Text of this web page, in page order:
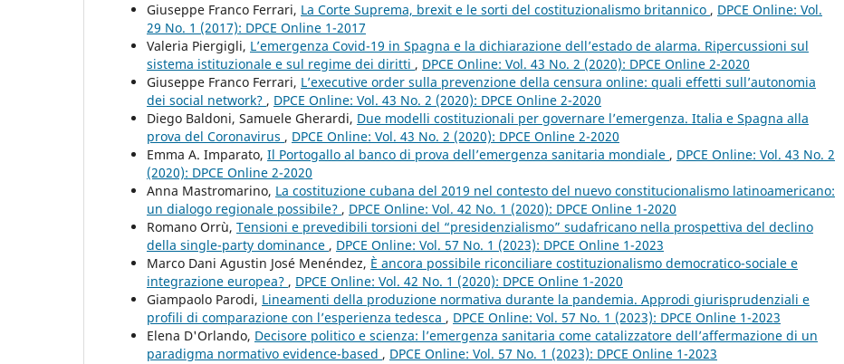
Giuseppe Franco Ferrari, La Corte Suprema, brexit e le sorti del costituzionalismo britannico , DPCE Online: Vol.
29 No. 1 (2017): DPCE Online 1-2017
Valeria Piergigli, L’emergenza Covid-19 in Spagna e la dichiarazione dell’estado de alarma. Ripercussioni sul
sistema istituzionale e sul regime dei diritti , DPCE Online: Vol. 43 No. 2 (2020): DPCE Online 2-2020
Giuseppe Franco Ferrari, L’executive order sulla prevenzione della censura online: quali effetti sull’autonomia
dei social network? , DPCE Online: Vol. 43 No. 2 (2020): DPCE Online 2-2020
Diego Baldoni, Samuele Gherardi, Due modelli costituzionali per governare l’emergenza. Italia e Spagna alla
prova del Coronavirus , DPCE Online: Vol. 43 No. 2 (2020): DPCE Online 2-2020
Emma A. Imparato, Il Portogallo al banco di prova dell’emergenza sanitaria mondiale , DPCE Online: Vol. 43 No. 2
(2020): DPCE Online 2-2020
Anna Mastromarino, La costituzione cubana del 2019 nel contesto del nuevo constitucionalismo latinoamericano:
un dialogo regionale possibile? , DPCE Online: Vol. 42 No. 1 (2020): DPCE Online 1-2020
Romano Orrù, Tensioni e prevedibili torsioni del “presidenzialismo” sudafricano nella prospettiva del declino
della single-party dominance , DPCE Online: Vol. 57 No. 1 (2023): DPCE Online 1-2023
Marco Dani Agustin José Menéndez, È ancora possibile riconciliare costituzionalismo democratico-sociale e
integrazione europea? , DPCE Online: Vol. 42 No. 1 (2020): DPCE Online 1-2020
Giampaolo Parodi, Lineamenti della produzione normativa durante la pandemia. Approdi giurisprudenziali e
profili di comparazione con l’esperienza tedesca , DPCE Online: Vol. 57 No. 1 (2023): DPCE Online 1-2023
Elena D'Orlando, Decisore politico e scienza: l’emergenza sanitaria come catalizzatore dell’affermazione di un
paradigma normativo evidence-based , DPCE Online: Vol. 57 No. 1 (2023): DPCE Online 1-2023